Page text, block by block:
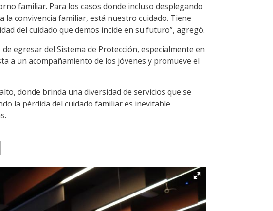
familiar. Para los casos donde incluso desplegando
la convivencia familiar, está nuestro cuidado. Tiene
del cuidado que demos incide en su futuro”, agregó.
egresar del Sistema de Protección, especialmente en
a un acompañamiento de los jóvenes y promueve el
donde brinda una diversidad de servicios que se
la pérdida del cuidado familiar es inevitable.